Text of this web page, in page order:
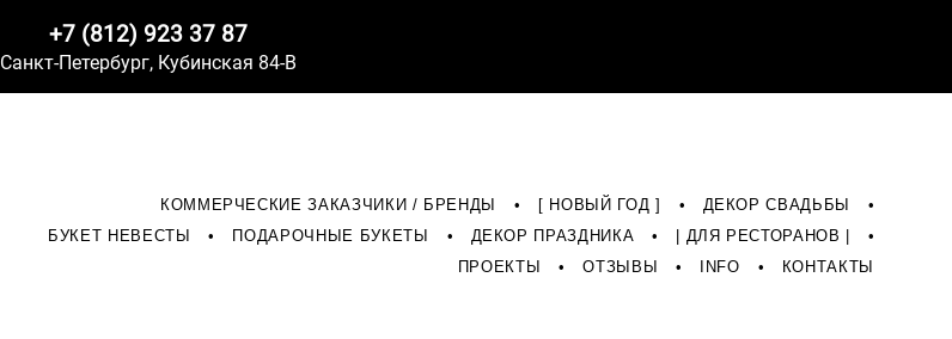
+7 (812) 923 37 87
Санкт-Петербург, Кубинская 84-В
КОММЕРЧЕСКИЕ ЗАКАЗЧИКИ / БРЕНДЫ • [ НОВЫЙ ГОД ] • ДЕКОР СВАДЬБЫ
•
БУКЕТ НЕВЕСТЫ
• ПОДАРОЧНЫЕ БУКЕТЫ • ДЕКОР ПРАЗДНИКА • | ДЛЯ РЕСТОРАНОВ |
•
ПРОЕКТЫ
• ОТЗЫВЫ • INFO • КОНТАКТЫ